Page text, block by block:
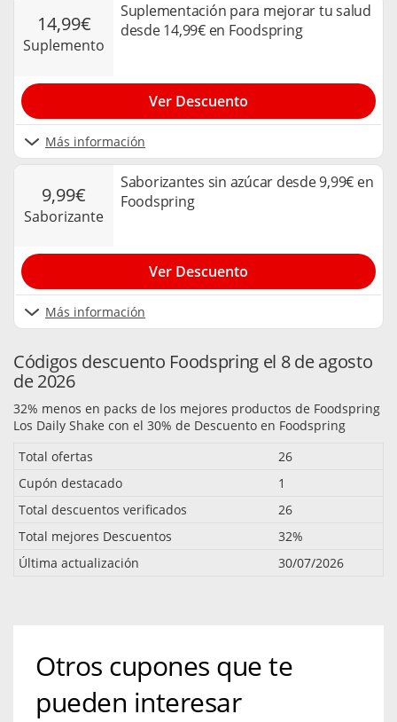
14,99€
suplemento
Suplementación para mejorar tu salud
desde 14,99€ en Foodspring
Más información
Ver Descuento
9,99€
saborizante
Saborizantes sin azúcar desde 9,99€ en
Foodspring
Más información
Ver Descuento
Códigos descuento Foodspring el 8 de agosto
de 2026
32% menos en packs de los mejores productos de Foodspring
Los Daily Shake con el 30% de Descuento en Foodspring
Total ofertas
26
Cupón destacado
1
Total descuentos verificados
26
Total mejores Descuentos
32%
Última actualización
30/07/2026
Otros cupones que te
pueden interesar